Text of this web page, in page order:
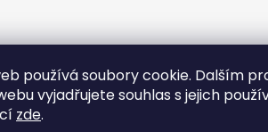
používá soubory cookie. Dalším
vyjadřujete souhlas s jejich
zde.